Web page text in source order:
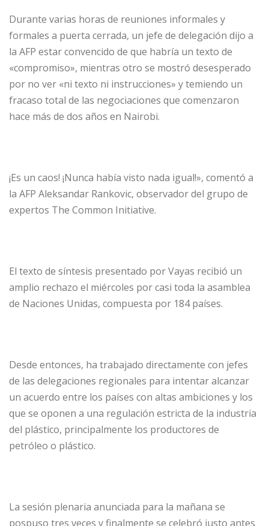
Durante varias horas de reuniones informales y
formales a puerta cerrada, un jefe de delegación dijo a
la AFP estar convencido de que habría un texto de
«compromiso», mientras otro se mostró desesperado
por no ver «ni texto ni instrucciones» y temiendo un
fracaso total de las negociaciones que comenzaron
hace más de dos años en Nairobi.
¡Es un caos! ¡Nunca había visto nada igual!», comentó a
la AFP Aleksandar Rankovic, observador del grupo de
expertos The Common Initiative.
El texto de síntesis presentado por Vayas recibió un
amplio rechazo el miércoles por casi toda la asamblea
de Naciones Unidas, compuesta por 184 países.
Desde entonces, ha trabajado directamente con jefes
de las delegaciones regionales para intentar alcanzar
un acuerdo entre los países con altas ambiciones y los
que se oponen a una regulación estricta de la industria
del plástico, principalmente los productores de
petróleo o plástico.
La sesión plenaria anunciada para la mañana se
pospuso tres veces y finalmente se celebró justo antes